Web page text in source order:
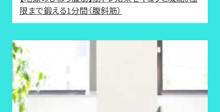
限まで鍛える1分間（腹斜筋）